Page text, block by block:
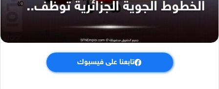
تابعنا على فيسبوك